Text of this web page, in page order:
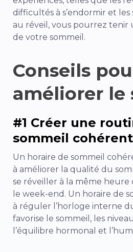
difficultés à s’endormir et les
au réveil, vous pourrez tenir
de votre sommeil.
Conseils
améliorer le
#1 Créer une
sommeil
Un horaire de sommeil
à améliorer la qualité du
se réveiller à la même
le week-end. Un horaire de
à réguler l’horloge interne
favorise le sommeil, les
l’équilibre hormonal et